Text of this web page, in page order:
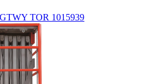
TOR 1015939